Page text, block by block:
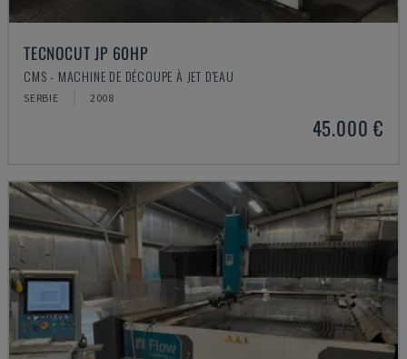
TECNOCUT JP 60HP
CMS - MACHINE DE DÉCOUPE À JET D'EAU
SERBIE 2008
45.000 €